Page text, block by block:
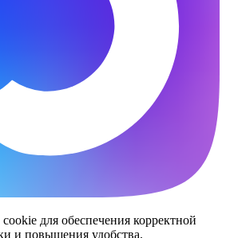
для обеспечения корректной
и повышения удобства.